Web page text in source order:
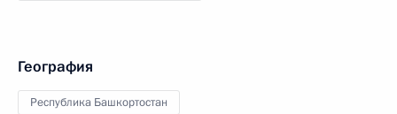
География
Республика Башкортостан